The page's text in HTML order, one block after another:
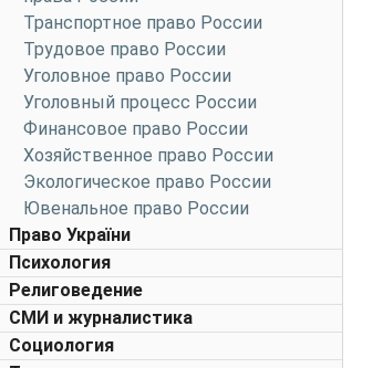
Транспортное право России
Трудовое право России
Уголовное право России
Уголовный процесс России
Финансовое право России
Хозяйственное право России
Экологическое право России
Ювенальное право России
Право України
Психология
Религоведение
СМИ и журналистика
Социология